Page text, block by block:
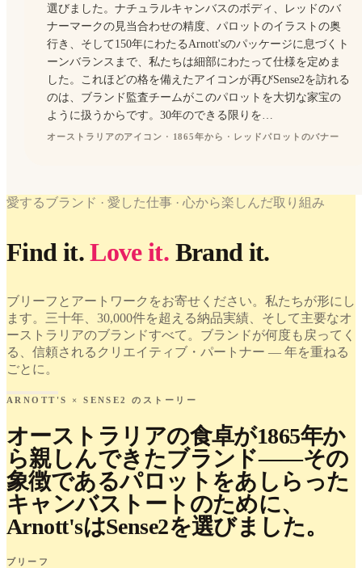
選びました。ナチュラルキャンバスのボディ、レッドのバ
ナーマークの見当合わせの精度、パロットのイラストの奥
行き、そして150年にわたるArnott'sのパッケージに息づくト
ーンバランスまで、私たちは細部にわたって仕様を定めま
した。これほどの格を備えたアイコンが再びSense2を訪れる
のは、ブランド監査チームがこのパロットを大切な家宝の
ように扱うからです。30年のできる限りを…
オーストラリアのアイコン · 1865年から · レッドパロットのバナー
WORK
WE'VE
Arnott's ×
Sense2.
Brand it.
LOVED
Find it.
Love it.
Brand it.
愛するブランド · 愛した仕事 · 心から楽しんだ取り組み
Find it.Love it. Brand it.
ブリーフとアートワークをお寄せください。私たちが形にし
ます。三十年、30,000件を超える納品実績、そして主要なオ
ーストラリアのブランドすべて。ブランドが何度も戻ってく
る、信頼されるクリエイティブ・パートナー — 年を重ねる
ごとに。
ARNOTT'S × SENSE2 のストーリー
オーストラリアの食卓が1865年か
ら親しんできたブランド——その
象徴であるパロットをあしらった
キャンバストートのために、
Arnott'sはSense2を選びました。
ブリーフ